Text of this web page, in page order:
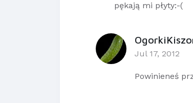
pękają mi płyty:-(
Jul 17, 2012
Powinieneś